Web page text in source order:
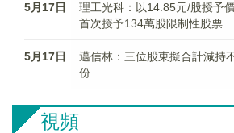
5月17日
理工光科：以14.85元/股授予
首次授予134萬股限制性股票
5月17日
邁信林：三位股東擬合計減持
份
視頻